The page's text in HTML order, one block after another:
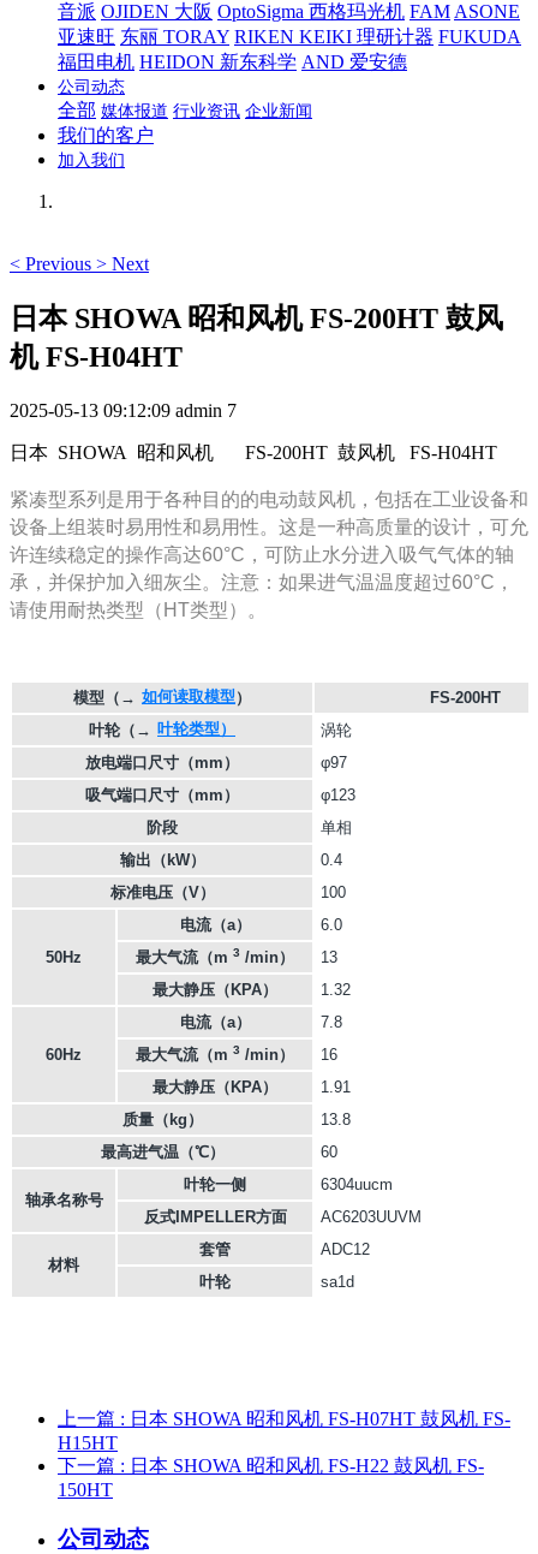
音派 OJIDEN 大阪 OptoSigma 西格玛光机 FAM ASONE
亚速旺 东丽 TORAY RIKEN KEIKI 理研计器 FUKUDA
福田电机 HEIDON 新东科学 AND 爱安德
公司动态
全部 媒体报道 行业资讯 企业新闻
我们的客户
加入我们
< Previous > Next
日本 SHOWA 昭和风机 FS-200HT 鼓风
机 FS-H04HT
2025-05-13 09:12:09 admin 7
日本 SHOWA 昭和风机 FS-200HT 鼓风机 FS-H04HT
紧凑型系列是用于各种目的的电动鼓风机，包括在工业设备和
设备上组装时易用性和易用性。这是一种高质量的设计，可允
许连续稳定的操作高达60°C，可防止水分进入吸气气体的轴
承，并保护加入细灰尘。注意：如果进气温温度超过60°C，
请使用耐热类型（HT类型）。
模型 （→ 如何读取模型 ）
FS-200HT
叶轮 （→ 叶轮类型）
涡轮
放电端口尺寸（mm）
φ97
吸气端口尺寸（mm）
φ123
阶段
单相
输出（kW）
0.4
标准电压（V）
100
50Hz
电流（a）
6.0
最大气流（m 3 /min）
13
最大静压（KPA）
1.32
60Hz
电流（a）
7.8
最大气流（m 3 /min）
16
最大静压（KPA）
1.91
质量（kg）
13.8
最高进气温（℃）
60
轴承名称号
叶轮一侧
6304uucm
反式IMPELLER方面
AC6203UUVM
材料
套管
ADC12
叶轮
sa1d
上一篇 : 日本 SHOWA 昭和风机 FS-H07HT 鼓风机 FS-
H15HT
下一篇 : 日本 SHOWA 昭和风机 FS-H22 鼓风机 FS-
150HT
公司动态